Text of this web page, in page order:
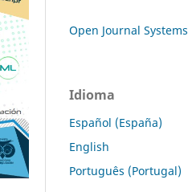
Open Journal Systems
Idioma
Español (España)
English
Português (Portugal)